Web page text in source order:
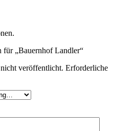
für „Bauernhof Landler“
veröffentlicht. Erforderliche